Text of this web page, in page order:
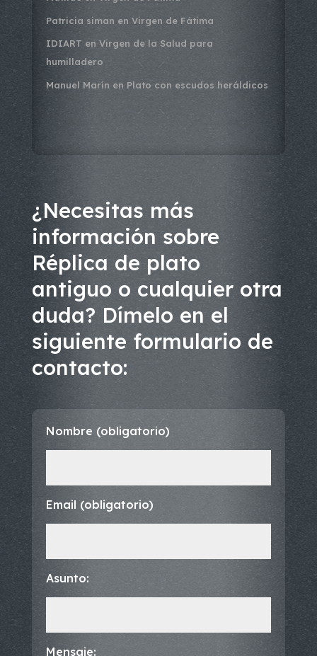
Patricia siman en Virgen de Fátima
IDIART en Virgen de la Salud para
humilladero
Manuel Marín en Plato con escudos heráldicos
¿Necesitas más
información sobre
Réplica de plato
antiguo o cualquier otra
duda? Dímelo en el
siguiente formulario de
contacto:
Nombre (obligatorio)
Email (obligatorio)
Asunto:
Mensaje: